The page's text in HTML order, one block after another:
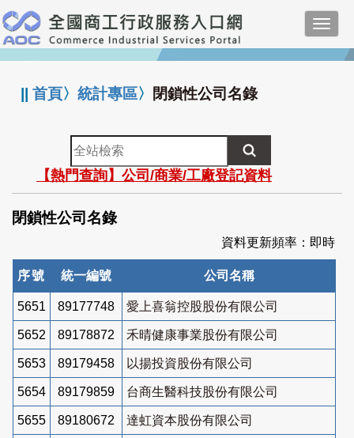
跳
到
主
要
:::
||首頁〉統計專區〉 閉鎖性公司名錄
全
站
檢
索
【熱門查詢】公司/商業/工廠登記資料
閉鎖性公司名錄
資料更新頻率：即時
序號 統一編號 公司名稱
5651 89177748 愛上喜翁控股股份有限公司
5652 89178872 禾晴健康事業股份有限公司
5653 89179458 以揚投資股份有限公司
5654 89179859 台商生醫科技股份有限公司
5655 89180672 達虹資本股份有限公司